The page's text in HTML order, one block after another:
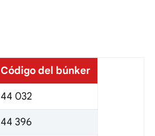
Código del búnker
44 032
44 396